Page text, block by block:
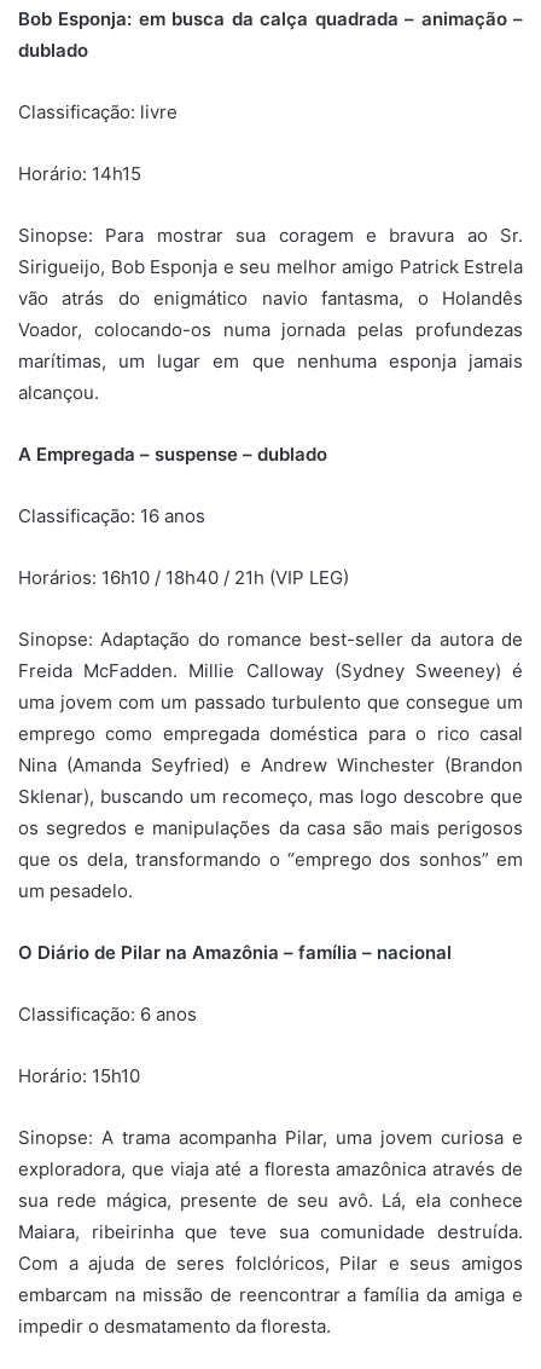
Bob Esponja: em busca da calça quadrada – animação –
dublado
Classificação: livre
Horário: 14h15
Sinopse: Para mostrar sua coragem e bravura ao Sr.
Sirigueijo, Bob Esponja e seu melhor amigo Patrick Estrela
vão atrás do enigmático navio fantasma, o Holandês
Voador, colocando-os numa jornada pelas profundezas
marítimas, um lugar em que nenhuma esponja jamais
alcançou.
A Empregada – suspense – dublado
Classificação: 16 anos
Horários: 16h10 / 18h40 / 21h (VIP LEG)
Sinopse: Adaptação do romance best-seller da autora de
Freida McFadden. Millie Calloway (Sydney Sweeney) é
uma jovem com um passado turbulento que consegue um
emprego como empregada doméstica para o rico casal
Nina (Amanda Seyfried) e Andrew Winchester (Brandon
Sklenar), buscando um recomeço, mas logo descobre que
os segredos e manipulações da casa são mais perigosos
que os dela, transformando o “emprego dos sonhos” em
um pesadelo.
O Diário de Pilar na Amazônia – família – nacional
Classificação: 6 anos
Horário: 15h10
Sinopse: A trama acompanha Pilar, uma jovem curiosa e
exploradora, que viaja até a floresta amazônica através de
sua rede mágica, presente de seu avô. Lá, ela conhece
Maiara, ribeirinha que teve sua comunidade destruída.
Com a ajuda de seres folclóricos, Pilar e seus amigos
embarcam na missão de reencontrar a família da amiga e
impedir o desmatamento da floresta.